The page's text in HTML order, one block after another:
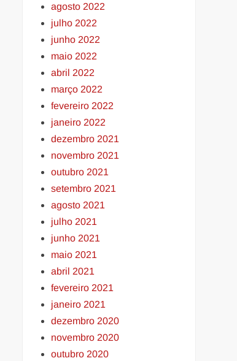
agosto 2022
julho 2022
junho 2022
maio 2022
abril 2022
março 2022
fevereiro 2022
janeiro 2022
dezembro 2021
novembro 2021
outubro 2021
setembro 2021
agosto 2021
julho 2021
junho 2021
maio 2021
abril 2021
fevereiro 2021
janeiro 2021
dezembro 2020
novembro 2020
outubro 2020